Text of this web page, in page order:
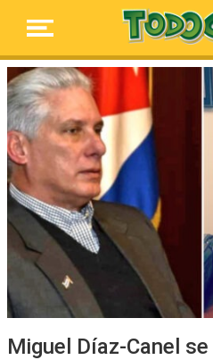
Miguel Díaz-Canel